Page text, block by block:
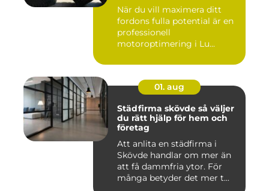
När du vill maximera ditt
fordons fulla potential är en
professionell
motoroptimering i Lu...
01. aug
Städfirma skövde så väljer
du rätt hjälp för hem och
företag
Att anlita en städfirma i
Skövde handlar om mer än
att få dammfria ytor. För
många betyder det mer t...